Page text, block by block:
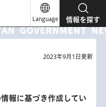
Language 情報を探す
2023年9月1日更新
報に基づき作成してい